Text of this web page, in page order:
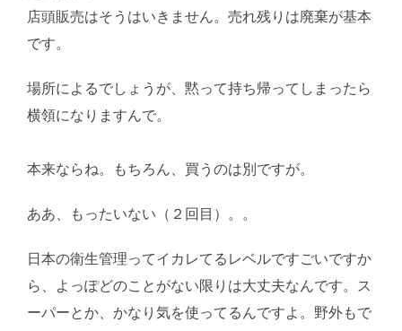
店頭販売はそうはいきません。売れ残りは廃棄が基本
です。
場所によるでしょうが、黙って持ち帰ってしまったら
横領になりますんで。
本来ならね。もちろん、買うのは別ですが。
ああ、もったいない（２回目）。。
日本の衛生管理ってイカレてるレベルですごいですか
ら、よっぽどのことがない限りは大丈夫なんです。ス
ーパーとか、かなり気を使ってるんですよ。野外もで